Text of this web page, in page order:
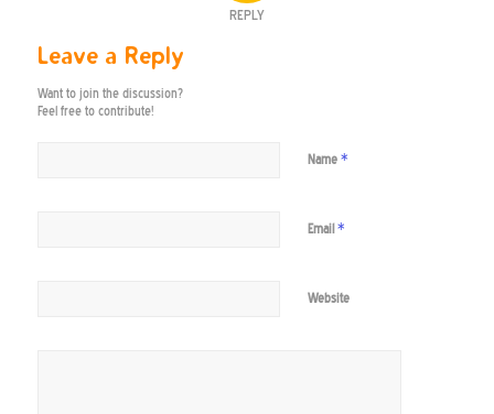
REPLY
Leave a Reply
Want to join the discussion?
Feel free to contribute!
Name *
Email *
Website